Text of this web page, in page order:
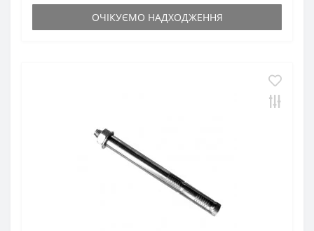
ОЧІКУЄМО НАДХОДЖЕННЯ